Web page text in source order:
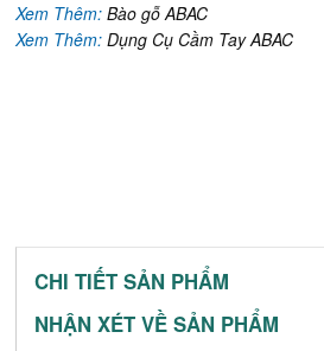
Xem Thêm:Bào gỗ ABAC
Xem Thêm:Dụng Cụ Cầm Tay ABAC
CHI TIẾT SẢN PHẨM
NHẬN XÉT VỀ SẢN PHẨM